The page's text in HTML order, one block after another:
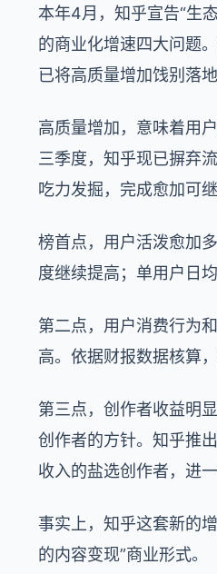
本年4月，知乎宣告“生
的商业化增速四大问题
已将高质量增加饯别落地
高质量增加，意味着用
三季度，知乎现已摒弃
吃力发掘，完成愈加可
榜首点，用户活泼愈加
度继续提高；单用户日
第二点，用户消费行为
高。依据财报数据核算
第三点，创作者收益明
创作者的方针。知乎推
收入的盐选创作者，进
事实上，知乎这套新的
的内容变现”商业形式。